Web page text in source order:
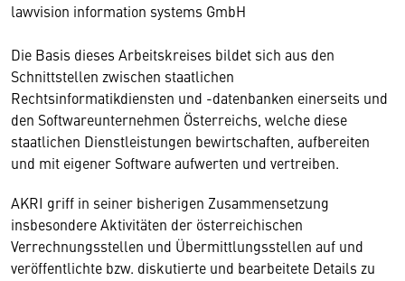
lawvision information systems GmbH
Die Basis dieses Arbeitskreises bildet sich aus den
Schnittstellen zwischen staatlichen
Rechtsinformatikdiensten und -datenbanken einerseits und
den Softwareunternehmen Österreichs, welche diese
staatlichen Dienstleistungen bewirtschaften, aufbereiten
und mit eigener Software aufwerten und vertreiben.
AKRI griff in seiner bisherigen Zusammensetzung
insbesondere Aktivitäten der österreichischen
Verrechnungsstellen und Übermittlungsstellen auf und
veröffentlichte bzw. diskutierte und bearbeitete Details zu